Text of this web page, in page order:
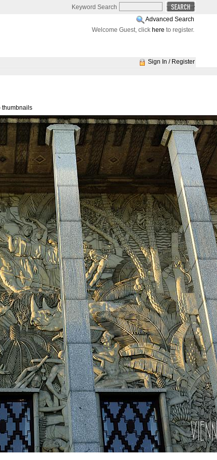
Keyword Search
Advanced Search
Welcome Guest, click here to register.
Sign In / Register
thumbnails